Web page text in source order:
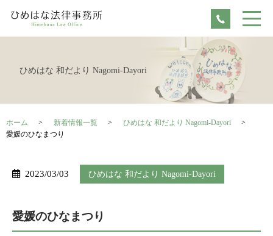
ひめはな 和だより Nagomi-Dayori
ホーム 新着情報一覧
ひめはな 和だより Nagomi-Dayori
愛媛のひなまつり
2023/03/03 ひめはな 和だより Nagomi-Dayori
愛媛のひなまつり